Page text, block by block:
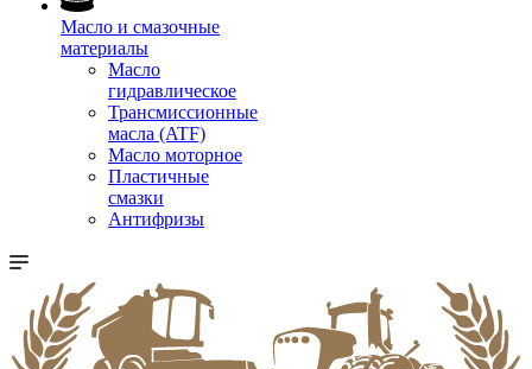
Масло и смазочные
материалы
Масло
гидравлическое
Трансмиссионные
масла (ATF)
Масло моторное
Пластичные
смазки
Антифризы